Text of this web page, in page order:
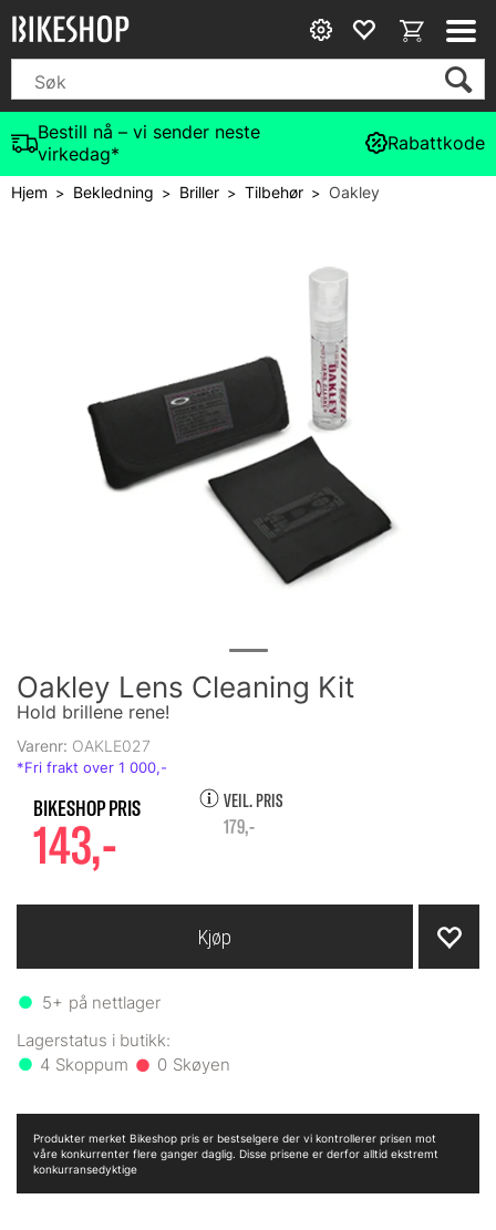
Bestill nå – vi sender neste
virkedag*
Rabattkode
Hjem> Bekledning > Briller>Tilbehør>Oakley
Oakley Lens Cleaning Kit
Hold brillene rene!
Varenr: OAKLE027
143,-
VEIL. PRIS
179,-
5+ på nettlager
4 0
Kjøp
Produkter merket Bikeshop pris er bestselgere der vi kontrollerer prisen mot
våre konkurrenter flere ganger daglig. Disse prisene er derfor alltid ekstremt
konkurransedyktige